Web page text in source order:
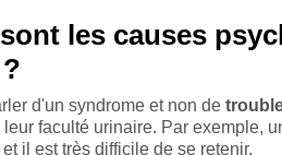
les causes
d'un syndrome et non de
faculté urinaire. Par exemple,
il est très difficile de se retenir.